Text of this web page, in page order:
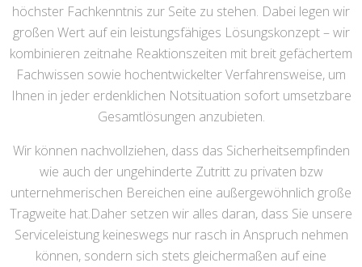
höchster Fachkenntnis zur Seite zu stehen. Dabei legen wir
großen Wert auf ein leistungsfähiges Lösungskonzept – wir
kombinieren zeitnahe Reaktionszeiten mit breit gefächertem
Fachwissen sowie hochentwickelter Verfahrensweise, um
Ihnen in jeder erdenklichen Notsituation sofort umsetzbare
Gesamtlösungen anzubieten.
Wir können nachvollziehen, dass das Sicherheitsempfinden
wie auch der ungehinderte Zutritt zu privaten bzw
unternehmerischen Bereichen eine außergewöhnlich große
Tragweite hat.Daher setzen wir alles daran, dass Sie unsere
Serviceleistung keineswegs nur rasch in Anspruch nehmen
können, sondern sich stets gleichermaßen auf eine